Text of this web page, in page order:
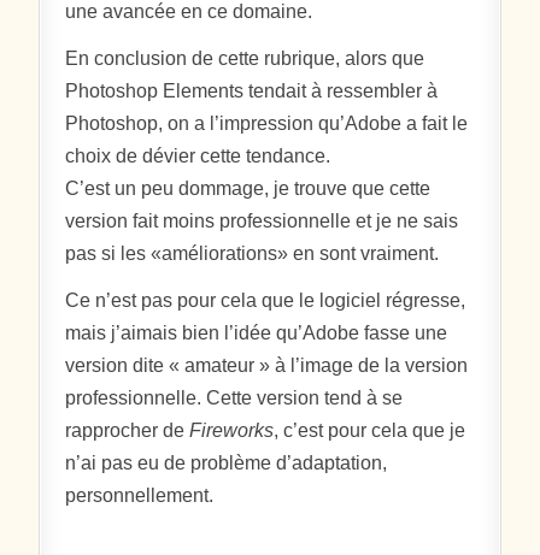
une avancée en ce domaine.
En conclusion de cette rubrique, alors que
Photoshop Elements tendait à ressembler à
Photoshop, on a l’impression qu’Adobe a fait le
choix de dévier cette tendance.
C’est un peu dommage, je trouve que cette
version fait moins professionnelle et je ne sais
pas si les «améliorations» en sont vraiment.
Ce n’est pas pour cela que le logiciel régresse,
mais j’aimais bien l’idée qu’Adobe fasse une
version dite « amateur » à l’image de la version
professionnelle. Cette version tend à se
rapprocher deFireworks, c’est pour cela que je
n’ai pas eu de problème d’adaptation,
personnellement.